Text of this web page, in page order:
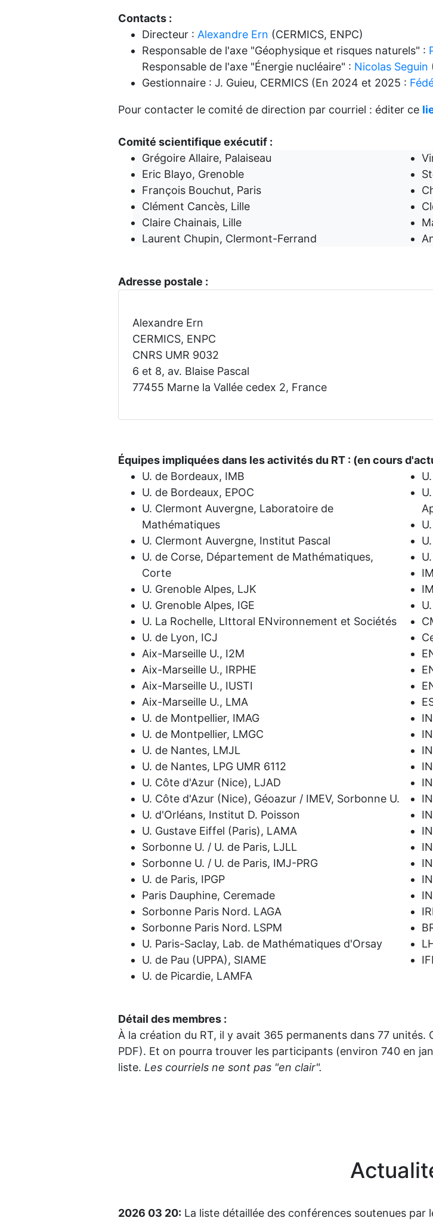
Contacts :
Directeur : Alexandre Ern (CERMICS, ENPC)
Responsable de l'axe "Géophysique et risques naturels" :
Responsable de l'axe "Énergie nucléaire" : Nicolas Seguin
Gestionnaire : J. Guieu, CERMICS (En 2024 et 2025 :
Pour contacter le comité de direction par courriel : éditer ce
Comité scientifique exécutif :
Grégoire Allaire, Palaiseau
Eric Blayo, Grenoble
François Bouchut, Paris
Clément Cancès, Lille
Claire Chainais, Lille
Laurent Chupin, Clermont-Ferrand
Adresse postale :
Alexandre Ern
CERMICS, ENPC
CNRS UMR 9032
6 et 8, av. Blaise Pascal
77455 Marne la Vallée cedex 2, France
Équipes impliquées dans les activités du RT : (en cours
U. de Bordeaux, IMB
U. de Bordeaux, EPOC
U. Clermont Auvergne, Laboratoire de
Mathématiques
U. Clermont Auvergne, Institut Pascal
U. de Corse, Département de Mathématiques,
Corte
U. Grenoble Alpes, LJK
U. Grenoble Alpes, IGE
U. La Rochelle, LIttoral ENvironnement et Sociétés
U. de Lyon, ICJ
Aix-Marseille U., I2M
Aix-Marseille U., IRPHE
Aix-Marseille U., IUSTI
Aix-Marseille U., LMA
U. de Montpellier, IMAG
U. de Montpellier, LMGC
U. de Nantes, LMJL
U. de Nantes, LPG UMR 6112
U. Côte d'Azur (Nice), LJAD
U. Côte d'Azur (Nice), Géoazur / IMEV, Sorbonne U.
U. d'Orléans, Institut D. Poisson
U. Gustave Eiffel (Paris), LAMA
Sorbonne U. / U. de Paris, LJLL
Sorbonne U. / U. de Paris, IMJ-PRG
U. de Paris, IPGP
Paris Dauphine, Ceremade
Sorbonne Paris Nord. LAGA
Sorbonne Paris Nord. LSPM
U. Paris-Saclay, Lab. de Mathématiques d'Orsay
U. de Pau (UPPA), SIAME
U. de Picardie, LAMFA
Détail des membres :
À la création du RT, il y avait 365 permanents dans 77
PDF). Et on pourra trouver les participants (environ 740 en
liste. Les courriels ne sont pas "en clair".
2026 03 20: La liste détaillée des conférences soutenues par